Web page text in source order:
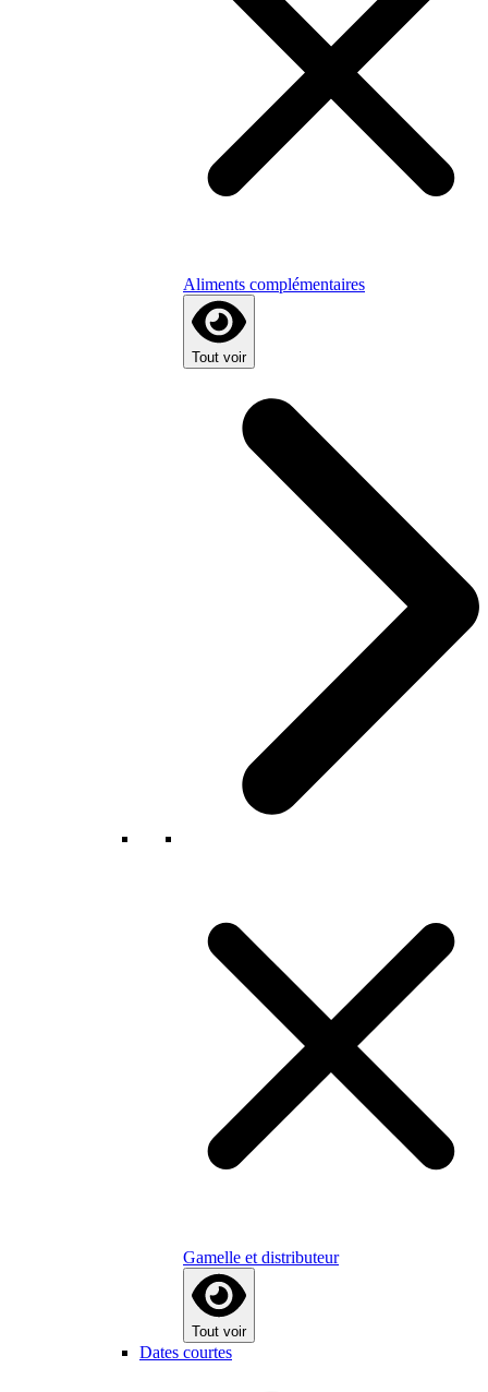
Aliments complémentaires
Tout voir
Gamelle et distributeur
Tout voir
Dates courtes